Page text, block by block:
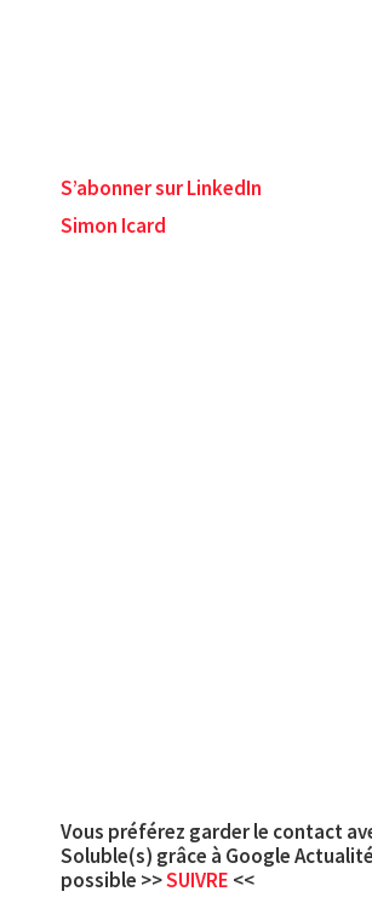
S’abonner sur LinkedIn
Simon Icard
Vous préférez garder le contact
Soluble(s) grâce à Google
possible >>SUIVRE <<